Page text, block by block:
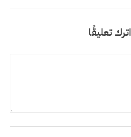
اترك تعليقًا